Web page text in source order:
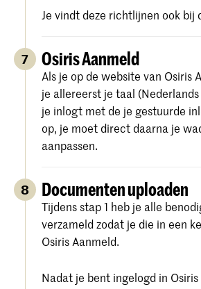
Je vindt deze richtlijnen ook bij
7 Osiris Aanmeld
Als je op de website van Osiris
je allereerst je taal
je inlogt met de je gestuurde
op, je moet direct daarna je
aanpassen.
8 Documenten uploaden
Tijdens stap 1 heb je alle
verzameld zodat je die in een
Osiris Aanmeld.
Nadat je bent ingelogd in